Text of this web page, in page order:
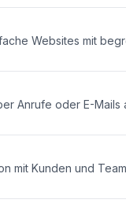
Websites mit
Anrufe oder E-Mails
mit Kunden und